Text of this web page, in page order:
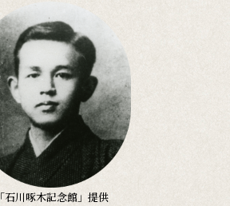
「石川啄木記念館」提供